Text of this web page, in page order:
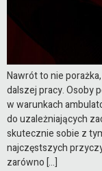
Nawrót to nie
dalszej pracy. Osoby
w warunkach
do uzależniających
skutecznie sobie z
najczęstszych
zarówno […]